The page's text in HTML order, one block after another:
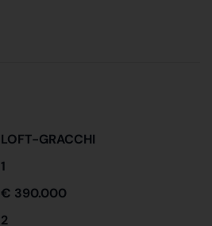
LOFT-GRACCHI
1
€ 390.000
2